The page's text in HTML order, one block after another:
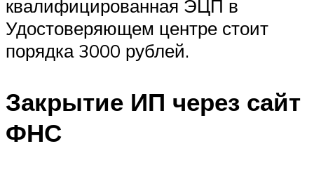
квалифицированная ЭЦП в
Удостоверяющем центре стоит
порядка 3000 рублей.
Закрытие ИП через сайт
ФНС